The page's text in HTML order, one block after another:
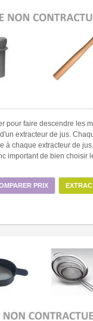
pour faire descendre les
extracteur de jus.
à chaque extracteur de
important de bien choisir
PRIX